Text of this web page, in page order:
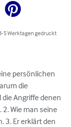
5 Werktagen gedruckt
persönlichen
die
Angriffe denen
Wie man seine
3. Er erklärt den